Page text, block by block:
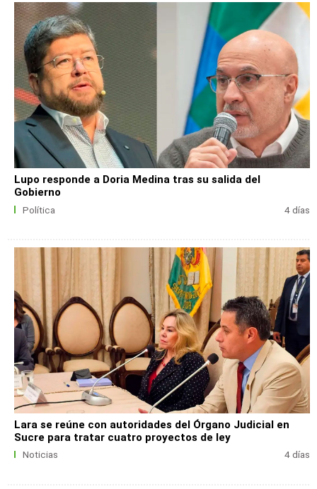
Lupo responde a Doria Medina tras su salida del
Gobierno
Política 4 días
Lara se reúne con autoridades del Órgano Judicial en
Sucre para tratar cuatro proyectos de ley
Noticias 4 días